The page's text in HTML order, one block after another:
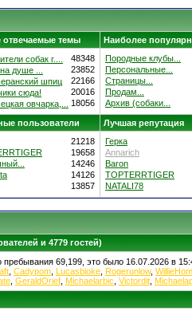
темы
Наиболее
собак г....
48348
душе ...
23852
шпиц
22166
сюда!
20016
овчарка,...
18056
Породные клубы...
Персональные...
Страницы...
Продам...
Архив (собаки...
пользователи
Лучшая репутация
21218
19658
14246
14126
13857
Герка
Annarich
Baron
TOPTERRTIGER
NATALI78
и 4779 гостей)
пребывания 69,199, это было 16.07.2026 в
Cadypom Lucasbioke Rogerunlow, WillieHom
GeraldOrief Michaelarbic Victordit